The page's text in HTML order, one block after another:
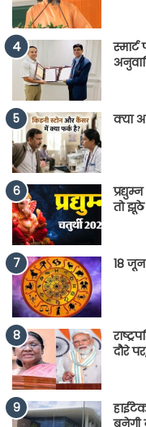
क्या
तो
18
दौरे